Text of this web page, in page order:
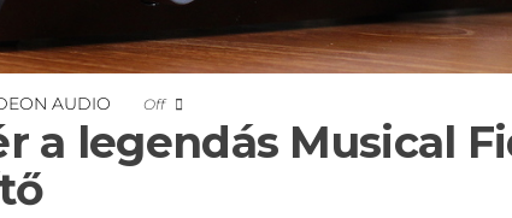
AUDIO Off
a legendás Musical